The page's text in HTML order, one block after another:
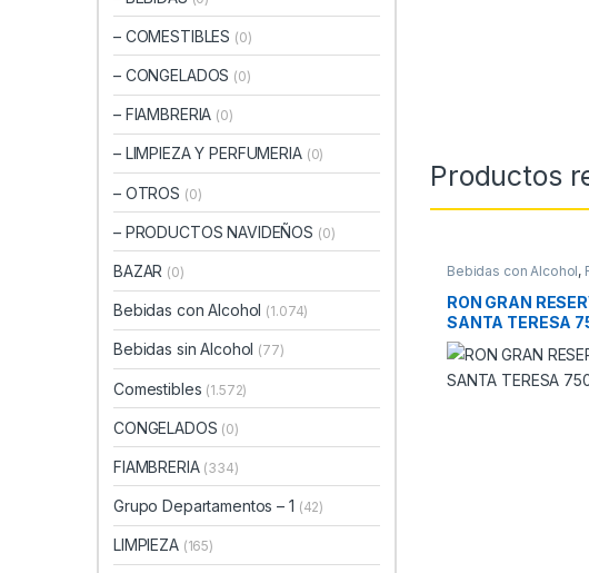
Productos
Bebidas con Alcohol,
RON GRAN
SANTA TERESA
– COMESTIBLES (0)
– CONGELADOS (0)
– FIAMBRERIA (0)
– LIMPIEZA Y PERFUMERIA (0)
– OTROS (0)
– PRODUCTOS NAVIDEÑOS (0)
BAZAR (0)
Bebidas con Alcohol (1.074)
Bebidas sin Alcohol (77)
Comestibles (1.572)
CONGELADOS (0)
FIAMBRERIA (334)
Grupo Departamentos – 1 (42)
LIMPIEZA (165)